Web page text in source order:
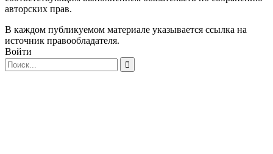
авторских прав.
В каждом публикуемом материале указывается ссылка на
источник правообладателя.
Войти